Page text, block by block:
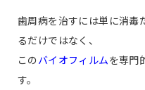
歯周病を治すには単に消毒
るだけではなく、
このバイオフィルムを専門
す。